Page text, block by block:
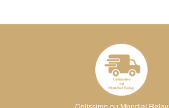
Colissimo ou Mondial Relay